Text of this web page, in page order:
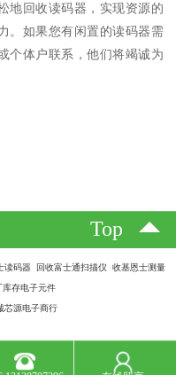
地回收读码器，实现资源的
。如果您有闲置的读码器需
个体户联系，他们将竭诚为
Top
读码器 回收富士通扫描仪 收基恩士测量
存电子元件
芯源电子商行